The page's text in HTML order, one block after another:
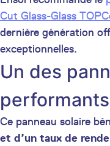
Cut Glass-Glass
dernière génération
exceptionnelles.
Un des
Ce panneau solaire
et d’un taux de